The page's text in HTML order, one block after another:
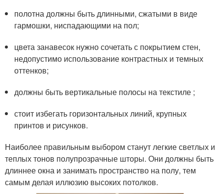
полотна должны быть длинными, сжатыми в виде
гармошки, ниспадающими на пол;
цвета занавесок нужно сочетать с покрытием стен,
недопустимо использование контрастных и темных
оттенков;
должны быть вертикальные полосы на текстиле ;
стоит избегать горизонтальных линий, крупных
принтов и рисунков.
Наиболее правильным выбором станут легкие светлых и
теплых тонов полупрозрачные шторы. Они должны быть
длиннее окна и занимать пространство на полу, тем
самым делая иллюзию высоких потолков.